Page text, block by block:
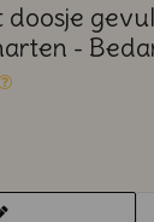
doosje
-